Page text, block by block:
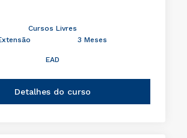
Cursos Livres
3 Meses
EAD
Detalhes do curso